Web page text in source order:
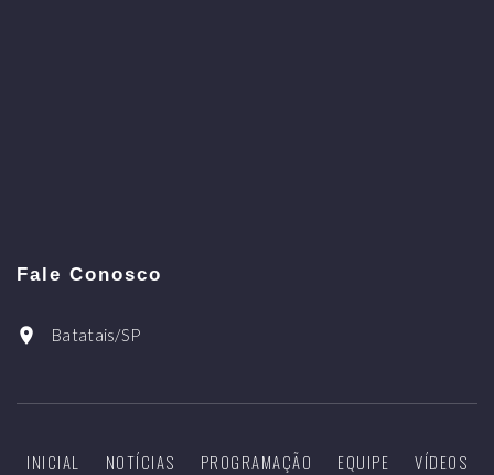
Fale Conosco
Batatais/SP
INICIAL NOTÍCIAS PROGRAMAÇÃO EQUIPE VÍDEOS